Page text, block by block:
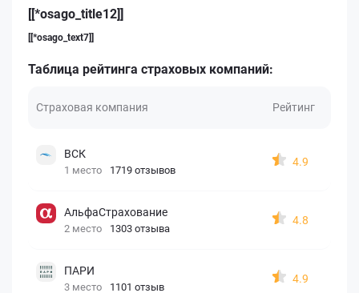
[[*osago_title12]]
[[*osago_text7]]
Таблица рейтинга страховых компаний:
Страховая компания Рейтинг
ВСК
1 место 1719 отзывов
4.9
АльфаСтрахование
2 место 1303 отзыва
4.8
ПАРИ
3 место 1101 отзыв
4.9